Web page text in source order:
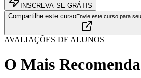
INSCREVA-SE GRÁTIS
Compartilhe este cursoEnvie este curso para
AVALIAÇÕES DE ALUNOS
O Mais